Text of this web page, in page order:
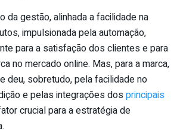
da gestão, alinhada a facilidade na
impulsionada pela automação,
para a satisfação dos clientes e para
no mercado online. Mas, para a marca,
deu, sobretudo, pela facilidade no
e pelas integrações dosprincipais
crucial para a estratégia de